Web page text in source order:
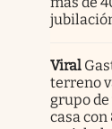
Viral
terreno
grupo
casa